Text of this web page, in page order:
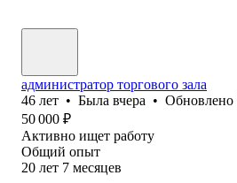
администратор торгового зала
46 лет • Была вчера • Обновлено
50 000 ₽
Активно ищет работу
Общий опыт
20 лет 7 месяцев